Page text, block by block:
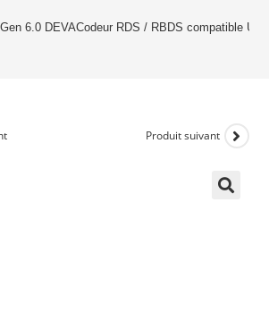
6.0 DEVACodeur RDS / RBDS compatible
Produit suivant